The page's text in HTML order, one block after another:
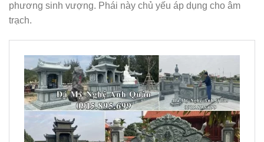
phương sinh vượng. Phái này chủ yếu áp dụng cho âm
trạch.